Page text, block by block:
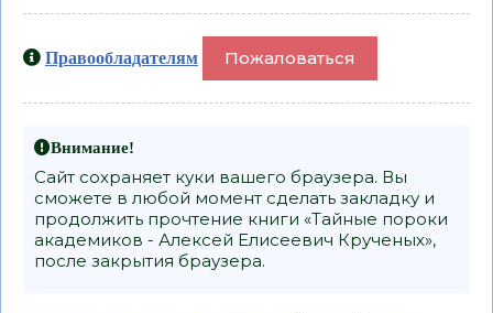
Правообладателям Пожаловаться
Внимание!
Сайт сохраняет куки вашего браузера. Вы
сможете в любой момент сделать закладку и
продолжить прочтение книги «Тайные пороки
академиков - Алексей Елисеевич Крученых»,
после закрытия браузера.